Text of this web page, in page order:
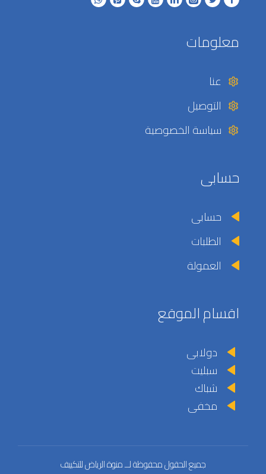
معلومات
عنا
التوصيل
سياسة الخصوصية
حسابى
حسابى
الطلبات
العمولة
اقسام الموقع
دولابى
سبليت
شباك
مخفى
جميع الحقول محفوظة لــ منوة الرياض للتكييف